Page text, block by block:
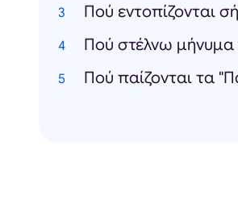
Πού εντοπίζονται
Πού στέλνω μήνυμα
Πού παίζονται τα